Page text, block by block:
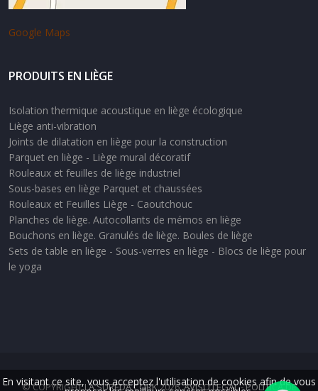
Google Maps
PRODUITS EN LIÈGE
Isolation thermique acoustique en liège écologique
Liège anti-vibration
Joints de dilatation en liège pour la construction
Parquet en liège - Liège mural décoratif
Rouleaux et feuilles de liège industriel
Sous-bases en liège Parquet et chaussées
Rouleaux et Feuilles Liège - Caoutchouc
Planches de liège. Autocollants de mémos en liège
Bouchons en liège. Granulés de liège. Boules de liège
Sets de table en liège - Sous-verres en liège - Blocs de liège pour
le yoga
© COPYRIGHTLA SUREDA CORK2026.AVISO LEGAL-POLÍTICA DE
En visitant ce site, vous acceptez l'utilisation de cookies afin de vous